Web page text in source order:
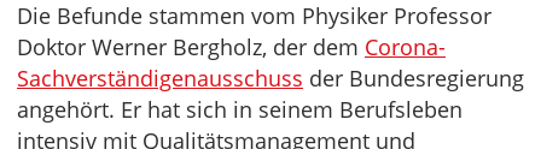
Die Befunde stammen vom Physiker Professor
Doktor Werner Bergholz, der dem Corona-
Sachverständigenausschuss der Bundesregierung
angehört. Er hat sich in seinem Berufsleben
intensiv mit Qualitätsmanagement und